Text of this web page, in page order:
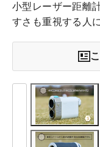
小型レーザー距離
すさも重視する人